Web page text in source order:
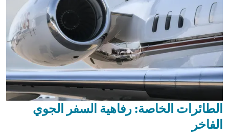
الطائرات الخاصة: رفاهية السفر الجوي
الفاخر